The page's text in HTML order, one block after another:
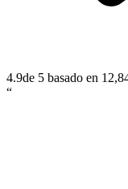
4.9de 5 basado en
“